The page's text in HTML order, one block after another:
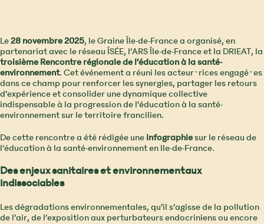
Le28 novembre 2025, le Graine Île-de-France a organisé, en
partenariat avec le réseau ÎSÉE, l’ARS Île-de-France et la DRIEAT, la
troisième Rencontre régionale de l’éducation à la santé-
environnement. Cet événement a réuni les acteur·rices engagé·es
dans ce champ pour renforcer les synergies, partager les retours
d’expérience et consolider une dynamique collective
indispensable à la progression de l’éducation à la santé-
environnement sur le territoire francilien.
De cette rencontre a été rédigée uneinfographiesur le réseau de
l’éducation à la santé-environnement en Ile-de-France.
Des enjeux sanitaires et environnementaux
indissociables
Les dégradations environnementales, qu’il s’agisse de la pollution
de l’air, de l’exposition aux perturbateurs endocriniens ou encore